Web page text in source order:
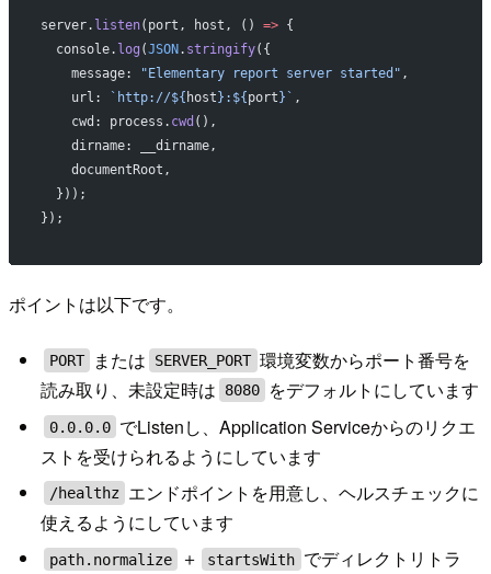
server. listen(port, host, () => {
  console.
log (JSON . stringify({
    message:
"Elementary report server started" ,
    url:
`http://${ host }:${ port }` ,
    cwd: process.
cwd (),
    dirname: __dirname,
    documentRoot,
  }));
});
ポイントは以下です。
PORT または SERVER_PORT 環境変数からポート番号を
読み取り、未設定時は
8080 をデフォルトにしています
0.0.0.0 でListenし、Application Serviceからのリクエ
ストを受けられるようにしています
/healthz エンドポイントを用意し、ヘルスチェックに
使えるようにしています
path.normalize ＋ startsWith でディレクトリトラ